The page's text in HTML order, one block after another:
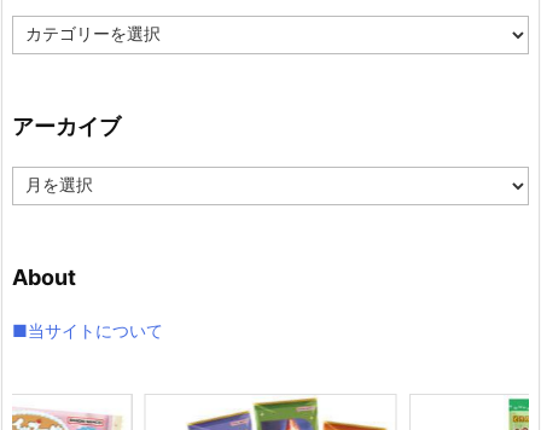
カ
テ
ー
アーカイブ
ー
ブ
About
■当サイトについて